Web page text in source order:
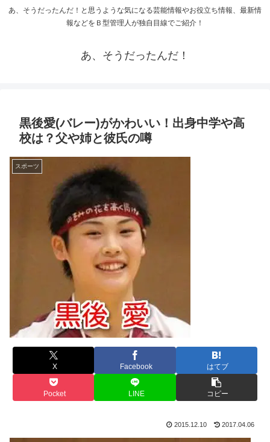
あ、そうだったんだ！と思うような気になる芸能情報やお役立ち情報、最新情
報などをＢ型管理人が独自目線でご紹介！
あ、そうだったんだ！
黒後愛(バレー)がかわいい！出身中学や高
校は？父や姉と彼氏の噂
スポーツ
X Facebook はてブ
Pocket LINE コピー
2015.12.10 2017.04.06